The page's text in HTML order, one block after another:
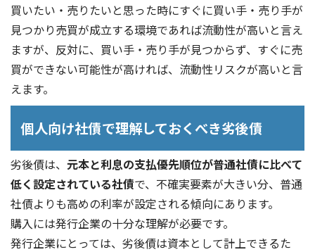
買いたい・売りたいと思った時にすぐに買い手・売り手が
見つかり売買が成立する環境であれば流動性が高いと言え
ますが、反対に、買い手・売り手が見つからず、すぐに売
買ができない可能性が高ければ、流動性リスクが高いと言
えます。
個人向け社債で理解しておくべき劣後債
劣後債は、 元本と利息の支払優先順位が普通社債に比べて
低く設定されている社債で、不確実要素が大きい分、普通
社債よりも高めの利率が設定される傾向にあります。
購入には発行企業の十分な理解が必要です。
発行企業にとっては、劣後債は資本として計上できるた